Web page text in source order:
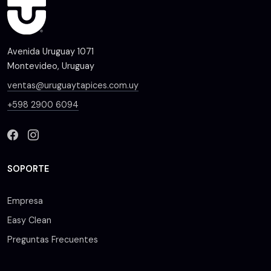
Avenida Uruguay 1071
Montevideo, Uruguay
ventas@uruguaytapices.com.uy
+598 2900 6094
SOPORTE
Empresa
Easy Clean
Preguntas Frecuentes